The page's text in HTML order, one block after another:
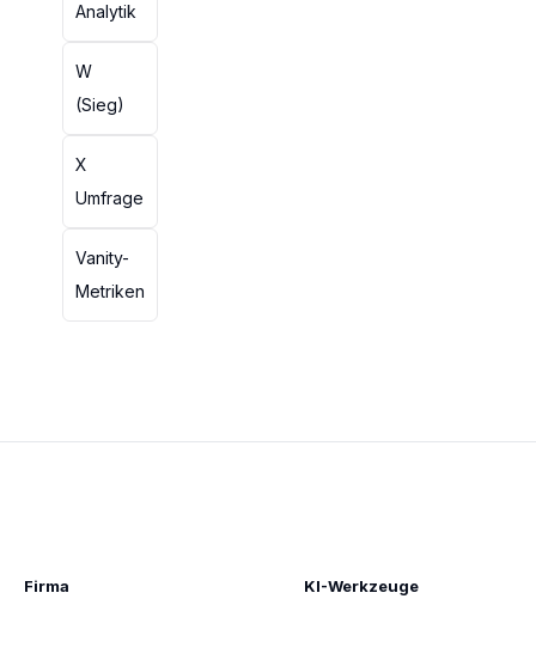
Analytik
W
(Sieg)
X
Umfrage
Vanity-
Metriken
Firma KI-Werkzeuge